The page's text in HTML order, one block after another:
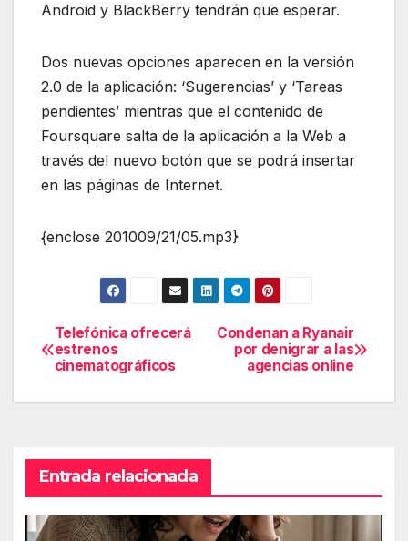
Android y BlackBerry tendrán que esperar.
Dos nuevas opciones aparecen en la versión
2.0 de la aplicación: ‘Sugerencias’ y ‘Tareas
pendientes’ mientras que el contenido de
Foursquare salta de la aplicación a la Web a
través del nuevo botón que se podrá insertar
en las páginas de Internet.
{enclose 201009/21/05.mp3}
Navegación
de
Condenan a Ryanair
por denigrar a las
agencias online
Telefónica ofrecerá
estrenos
cinematográficos
Entrada relacionada